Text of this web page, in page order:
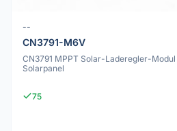
--
CN3791-M6V
CN3791 MPPT Solar-Laderegler-
Solarpanel
75